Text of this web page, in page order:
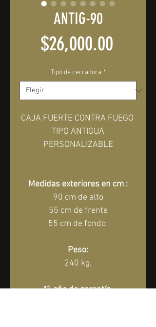
ANTIG-90
$26,000.00Precio
Tipo de cerradura *
CAJA FUERTE CONTRA FUEGO
TIPO ANTIGUA
PERSONALIZABLE
Medidas exteriores en cm :
90 cm de alto
55 cm de frente
55 cm de fondo
Peso:
240 kg.
*1 año de garantía